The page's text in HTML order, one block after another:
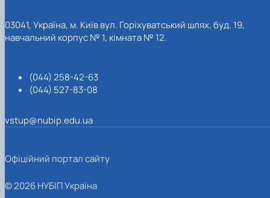
03041, Україна, м. Київ вул. Горіхуватський шлях, буд. 19,
навчальний корпус № 1, кімната № 12.
(044) 258-42-63
(044) 527-83-08
vstup@nubip.edu.ua
Офіційний портал сайту
© 2026 НУБІП Україна